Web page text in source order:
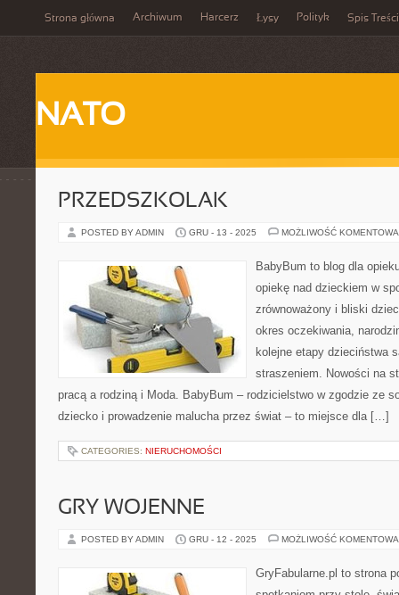
Strona główna Archiwum Harcerz Łysy Polityk Spis Treści
NATO
PRZEDSZKOLAK
POSTED BY ADMIN GRU - 13 - 2025 MOŻLIWOŚĆ
BabyBum to blog dla
opiekę nad dzieckiem w
zrównoważony i bliski
okres oczekiwania,
kolejne etapy dzieciństwa
straszeniem. Nowości na
pracą a rodziną i Moda. BabyBum – rodzicielstwo w zgodzie ze
dziecko i prowadzenie malucha przez świat – to miejsce dla […]
CATEGORIES: NIERUCHOMOŚCI
GRY WOJENNE
POSTED BY ADMIN GRU - 12 - 2025 MOŻLIWOŚĆ
GryFabularne.pl to strona